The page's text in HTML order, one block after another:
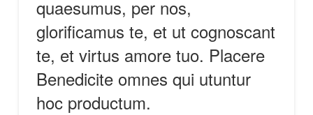
quaesumus, per nos,
glorificamus te, et ut cognoscant
te, et virtus amore tuo. Placere
Benedicite omnes qui utuntur
hoc productum.